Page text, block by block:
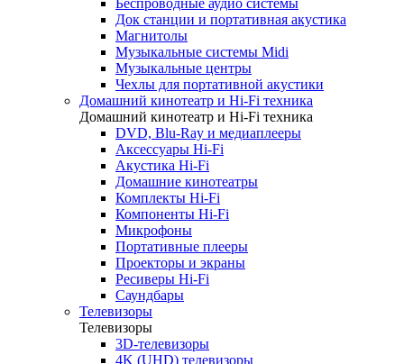
Беспроводные аудио системы
Док станции и портативная акустика
Магнитолы
Музыкальные системы Midi
Музыкальные центры
Чехлы для портативной акустики
Домашний кинотеатр и Hi-Fi техника
Домашний кинотеатр и Hi-Fi техника
DVD, Blu-Ray и медиаплееры
Аксессуары Hi-Fi
Акустика Hi-Fi
Домашние кинотеатры
Комплекты Hi-Fi
Компоненты Hi-Fi
Микрофоны
Портативные плееры
Проекторы и экраны
Ресиверы Hi-Fi
Саундбары
Телевизоры
Телевизоры
3D-телевизоры
4K (UHD) телевизоры